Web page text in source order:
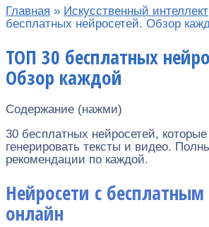
Главная » Искусственный интеллект
бесплатных нейросетей. Обзор
ТОП 30 бесплатных
Обзор каждой
Содержание (нажми)
30 бесплатных нейросетей, которые
генерировать тексты и видео.
рекомендации по каждой.
Нейросети с
онлайн